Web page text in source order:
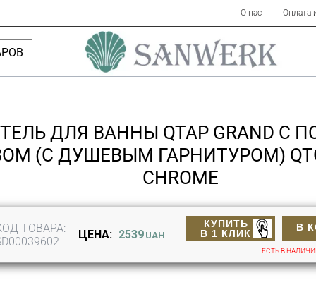
О нас Оплата
ДЛЯ ВАННЫ QTAP GRAND С
(C ДУШЕВЫМ ГАРНИТУРОМ)
CHROME
ТОВАРА:
ЦЕНА: 2539 UAH
В
КУПИТЬ
В 1 КЛИК
ЕСТЬ В